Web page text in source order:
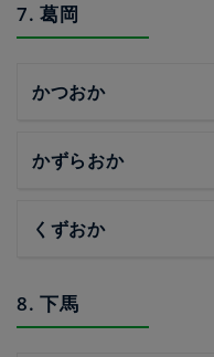
7. 葛岡
かつおか
かずらおか
くずおか
8. 下馬